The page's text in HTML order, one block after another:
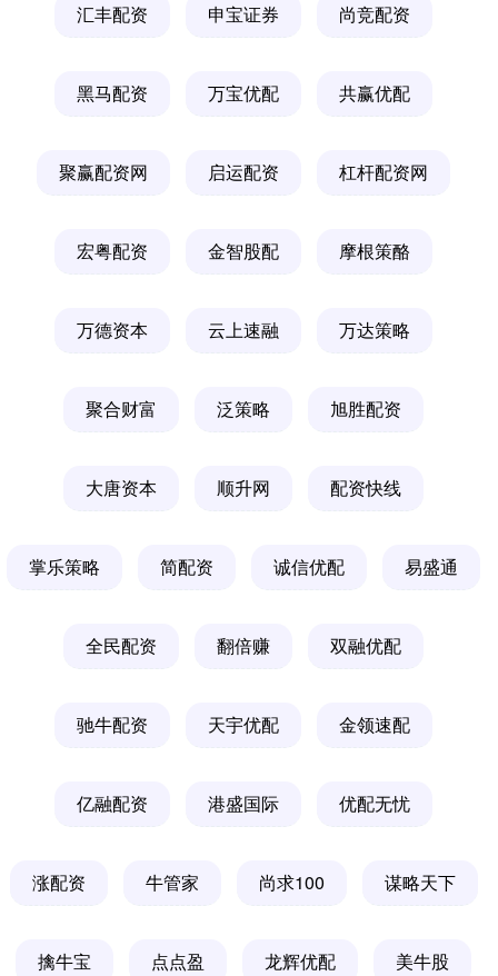
汇丰配资 申宝证券 尚竞配资
黑马配资 万宝优配 共赢优配
聚赢配资网 启运配资 杠杆配资网
宏粤配资 金智股配 摩根策酪
万德资本 云上速融 万达策略
聚合财富 泛策略 旭胜配资
大唐资本 顺升网 配资快线
掌乐策略 简配资 诚信优配 易盛通
全民配资 翻倍赚 双融优配
驰牛配资 天宇优配 金领速配
亿融配资 港盛国际 优配无忧
涨配资 牛管家 尚求100 谋略天下
擒牛宝 点点盈 龙辉优配 美牛股